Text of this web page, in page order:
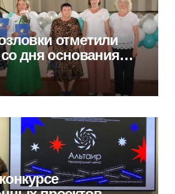
отметили
со дня основания